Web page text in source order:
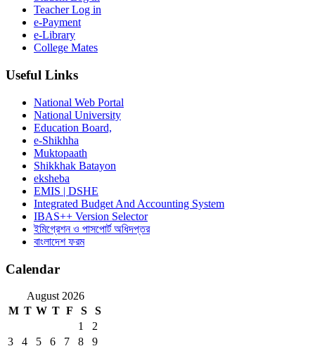
Teacher Log in
e-Payment
e-Library
College Mates
Useful Links
National Web Portal
National University
Education Board,
e-Shikhha
Muktopaath
Shikkhak Batayon
eksheba
EMIS | DSHE
Integrated Budget And Accounting System
IBAS++ Version Selector
ইমিগ্রেশন ও পাসপোর্ট অধিদপ্তর
বাংলাদেশ ফরম
Calendar
August 2026
M T W T F S
S
1
2
3
4 5 6 7 8
9